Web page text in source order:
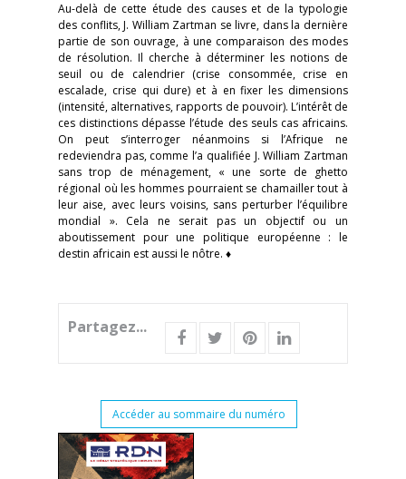
Au-delà de cette étude des causes et de la typologie
des conflits, J. William Zartman se livre, dans la dernière
partie de son ouvrage, à une comparaison des modes
de résolution. Il cherche à déterminer les notions de
seuil ou de calendrier (crise consommée, crise en
escalade, crise qui dure) et à en fixer les dimensions
(intensité, alternatives, rapports de pouvoir). L’intérêt de
ces distinctions dépasse l’étude des seuls cas africains.
On peut s’interroger néanmoins si l’Afrique ne
redeviendra pas, comme l’a qualifiée J. William Zartman
sans trop de ménagement, « une sorte de ghetto
régional où les hommes pourraient se chamailler tout à
leur aise, avec leurs voisins, sans perturber l’équilibre
mondial ». Cela ne serait pas un objectif ou un
aboutissement pour une politique européenne : le
destin africain est aussi le nôtre. ♦
Partagez...
Accéder au sommaire du numéro